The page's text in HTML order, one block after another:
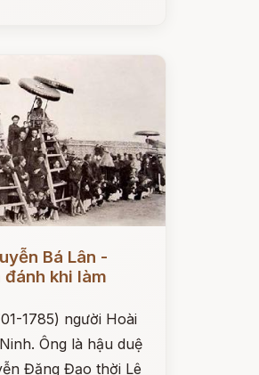
Bá Lân -
đánh khi làm
1785) người Hoài
Ông là hậu duệ
Đăng Đạo thời Lê